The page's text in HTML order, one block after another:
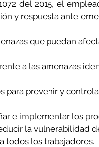
del 2015, el
y respuesta ante
que puedan
a las amenazas
para prevenir y
e implementar los
la vulnerabilidad
todos los trabajadores.